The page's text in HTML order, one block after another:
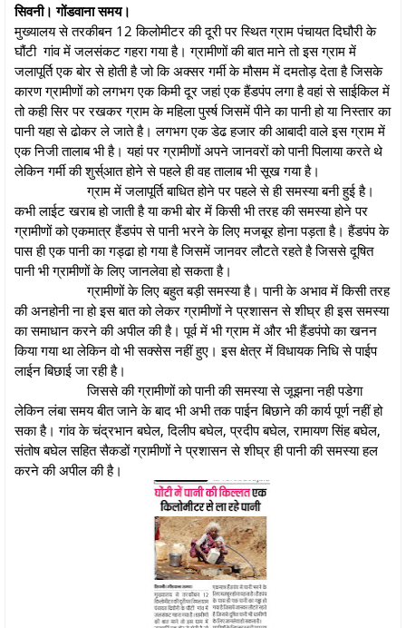
सिवनी। गोंडवाना समय।
मुख्यालय से तरकीबन 12 किलोमीटर की दूरी पर स्थित ग्राम पंचायत दिघौरी के
घौंटी गांव में जलसंकट गहरा गया है। ग्रामीणों की बात माने तो इस ग्राम में
जलापूर्ति एक बोर से होती है जो कि अक्सर गर्मी के मौसम में दमतोड़ देता है जिसके
कारण ग्रामीणों को लगभग एक किमी दूर जहां एक हैंडपंप लगा है वहां से साईकिल में
तो कही सिर पर रखकर ग्राम के महिला पुर्स्ष जिसमें पीने का पानी हो या निस्तार का
पानी यहा से ढोकर ले जाते है। लगभग एक डेढ हजार की आबादी वाले इस ग्राम में
एक निजी तालाब भी है। यहां पर ग्रामीणों अपने जानवरों को पानी पिलाया करते थे
लेकिन गर्मी की शुर्स्आत होने से पहले ही वह तालाब भी सूख गया है।
ग्राम में जलापूर्ति बाधित होने पर पहले से ही समस्या बनी हुई है।
कभी लाईट खराब हो जाती है या कभी बोर में किसी भी तरह की समस्या होने पर
ग्रामीणों को एकमात्र हैंडपंप से पानी भरने के लिए मजबूर होना पड़ता है। हैंडपंप के
पास ही एक पानी का गड्ढा हो गया है जिसमें जानवर लौटते रहते है जिससे दूषित
पानी भी ग्रामीणों के लिए जानलेवा हो सकता है।
ग्रामीणों के लिए बहुत बड़ी समस्या है। पानी के अभाव में किसी तरह
की अनहोनी ना हो इस बात को लेकर ग्रामीणों ने प्रशासन से शीघ्र ही इस समस्या
का समाधान करने की अपील की है। पूर्व में भी ग्राम में और भी हैंडपंपो का खनन
किया गया था लेकिन वो भी सक्सेस नहीं हुए। इस क्षेत्र में विधायक निधि से पाईप
लाईन बिछाई जा रही है।
जिससे की ग्रामीणों को पानी की समस्या से जूझना नही पडेगा
लेकिन लंबा समय बीत जाने के बाद भी अभी तक पाईन बिछाने की कार्य पूर्ण नहीं हो
सका है। गांव के चंद्रभान बघेल, दिलीप बघेल, प्रदीप बघेल, रामायण सिंह बघेल,
संतोष बघेल सहित सैकडों ग्रामीणों ने प्रशासन से शीघ्र ही पानी की समस्या हल
करने की अपील की है।